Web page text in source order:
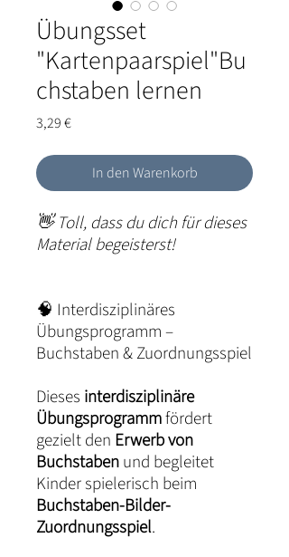
Übungsset
"Kartenpaarspiel"Bu
chstaben lernen
3,29 €Preis
In den Warenkorb
👋 Toll, dass du dich für dieses
Material begeisterst!
🧠 Interdisziplinäres
Übungsprogramm –
Buchstaben & Zuordnungsspiel
Dieses interdisziplinäre
Übungsprogrammfördert
gezielt den Erwerb von
Buchstabenund begleitet
Kinder spielerisch beim
Buchstaben-Bilder-
Zuordnungsspiel.